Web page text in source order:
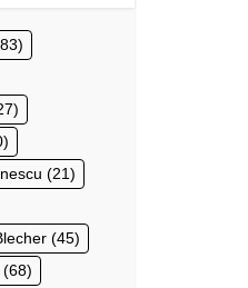
(21)
(45)
(68)